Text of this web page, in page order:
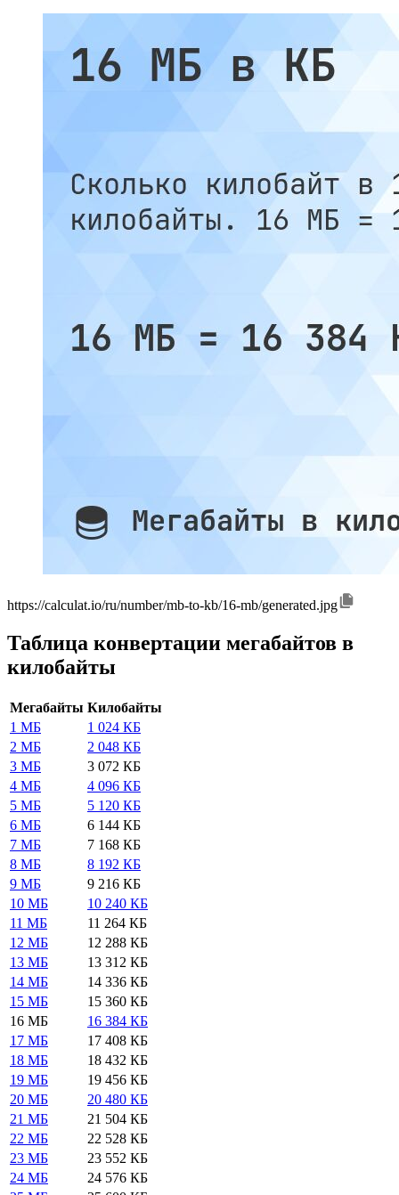
https://calculat.io/ru/number/mb-to-kb/16-mb/generated.jpg
Таблица конвертации мегабайтов в
килобайты
Мегабайты Килобайты
1 МБ
1 024 КБ
2 МБ
2 048 КБ
3 МБ
3 072 КБ
4 МБ
4 096 КБ
5 МБ
5 120 КБ
6 МБ
6 144 КБ
7 МБ
7 168 КБ
8 МБ
8 192 КБ
9 МБ
9 216 КБ
10 МБ
10 240 КБ
11 МБ
11 264 КБ
12 МБ
12 288 КБ
13 МБ
13 312 КБ
14 МБ
14 336 КБ
15 МБ
15 360 КБ
16 МБ
16 384 КБ
17 МБ
17 408 КБ
18 МБ
18 432 КБ
19 МБ
19 456 КБ
20 МБ
20 480 КБ
21 МБ
21 504 КБ
22 МБ
22 528 КБ
23 МБ
23 552 КБ
24 МБ
24 576 КБ